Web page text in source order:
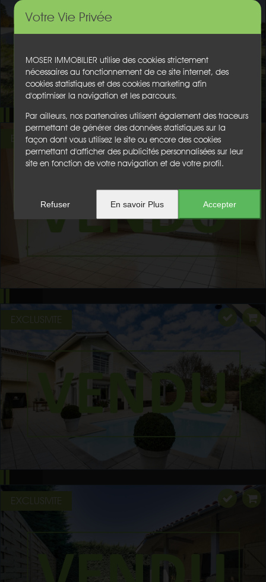
Votre Vie Privée
MOSER IMMOBILIER utilise des cookies strictement
nécessaires au fonctionnement de ce site internet, des
cookies statistiques et des cookies marketing afin
d'optimiser la navigation et les parcours.
Par ailleurs, nos partenaires utilisent également des traceurs
permettant de générer des données statistiques sur la
façon dont vous utilisez le site ou encore des cookies
permettant d'afficher des publicités personnalisées sur leur
site en fonction de votre navigation et de votre profil.
Refuser En savoir Plus Accepter
EXCLUSIVITE
EXCLUSIVITE
EXCLUSIVITE